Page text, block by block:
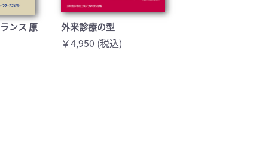
ンス 原
外来診療の型
￥4,950 (税込)